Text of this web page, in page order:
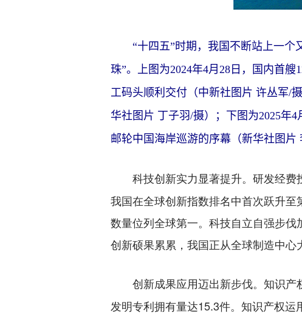
“十四五”时期，我国不断站上一个
珠”。上图为2024年4月28日，国内首
工码头顺利交付（中新社图片 许丛军/
华社图片 丁子羽/摄）；下图为2025年
邮轮中国海岸巡游的序幕（新华社图片
科技创新实力显著提升。 研发经费
我国在全球创新指数排名中首次跃升
数量位列全球第一。科技自立自强步
创新硕果累累，我国正从全球制造中心
创新成果应用迈出新步伐。 知识产
发明专利拥有量达15.3件。知识产权